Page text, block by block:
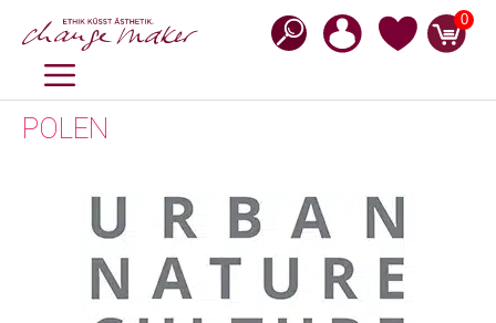
Inhalt
0
MENÜ
POLEN